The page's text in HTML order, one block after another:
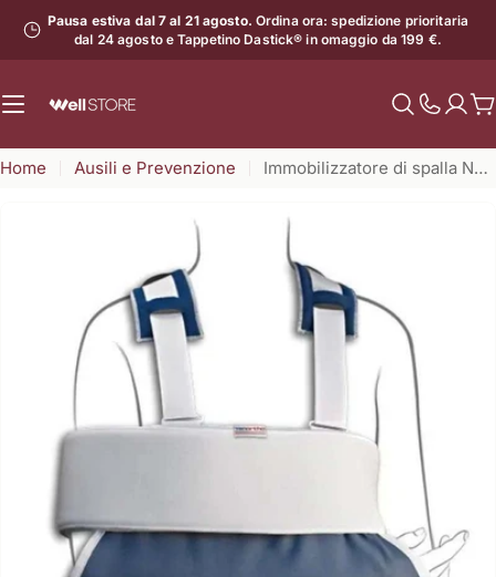
contenuto
Pausa estiva dal 7 al 21 agosto. Ordina ora: spedizione prioritaria
dal 24 agosto e Tappetino Dastick® in omaggio da 199 €.
il
numero
Home Ausili e Prevenzione Immobilizzatore di spalla NOLUX